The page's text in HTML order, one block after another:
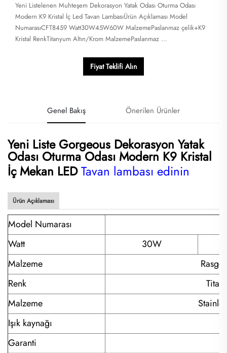
Yeni Listelenen Muhteşem Dekorasyon Yatak Odası Oturma Odası
Modern K9 Kristal İç Led Tavan LambasıÜrün Açıklaması Model
NumarasıCFT8459 Watt30W45W60W MalzemePaslanmaz çelik+K9
Kristal RenkTitanyum Altın/Krom MalzemePaslanmaz ...
Fiyat Teklifi Alın
Genel Bakış Önerilen Ürünler
Yeni Liste Gorgeous Dekorasyon Yatak
Odası Oturma Odası Modern K9 Kristal
İç Mekan LEDTavan lambası edinin
Ürün Açıklaması
Model Numarası
Watt
30W
Malzeme
Renk
Malzeme
Işık kaynağı
Garanti